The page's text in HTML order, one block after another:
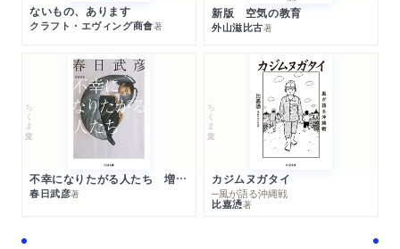
ないもの、あります
クラフト・エヴィング商會著
新版 空気の教育
外山滋比古著
ちくま文庫
不幸になりたがる人たち 増補新版
春日武彦著
ちくま文庫
カジムヌガタイ
─風が語る沖縄戦
比嘉慂著